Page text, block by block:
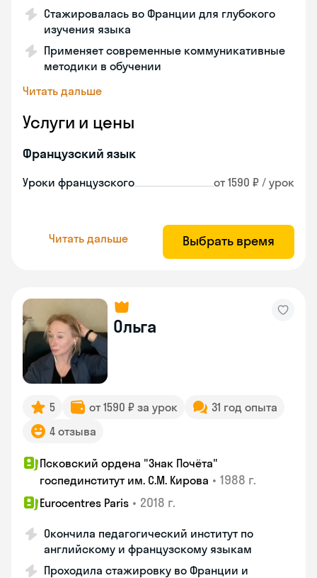
Стажировалась во Франции для глубокого
изучения языка
Применяет современные коммуникативные
методики в обучении
Читать дальше
Услуги и цены
Французский язык
Уроки французского от 1590 ₽ / урок
Читать дальше Выбрать время
Ольга
5 от 1590 ₽ за урок
31 год опыта
4 отзыва
Псковский ордена "Знак Почёта"
госпединститут им. С.М. Кирова • 1988 г.
Eurocentres Paris • 2018 г.
Окончила педагогический институт по
английскому и французскому языкам
Проходила стажировку во Франции и